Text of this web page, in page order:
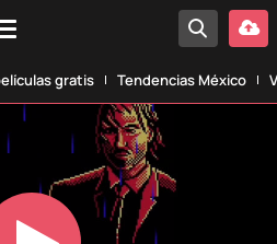
gratis Tendencias México